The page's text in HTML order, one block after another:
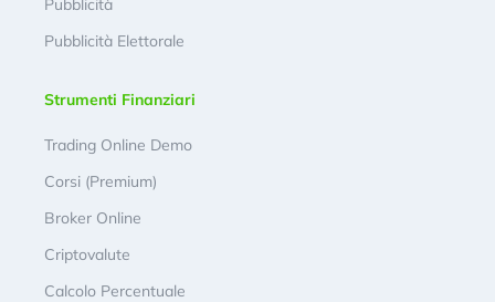
Pubblicità
Pubblicità Elettorale
Strumenti Finanziari
Trading Online Demo
Corsi (Premium)
Broker Online
Criptovalute
Calcolo Percentuale